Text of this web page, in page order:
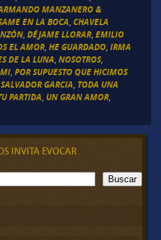
MANZANERO &
EN LA BOCA CHAVELA
, DÉJAME LLORAR, EMILIO
EL AMOR, HE GUARDADO, IRMA
DE LA LUNA NOSOTROS,
, POR SUPUESTO QUE HICIMOS
SALVADOR GARCIA TODA UNA
PARTIDA UN GRAN AMOR,
INVITA EVOCAR
Buscar